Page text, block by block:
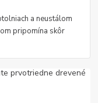
a neustálom
pripomína skôr